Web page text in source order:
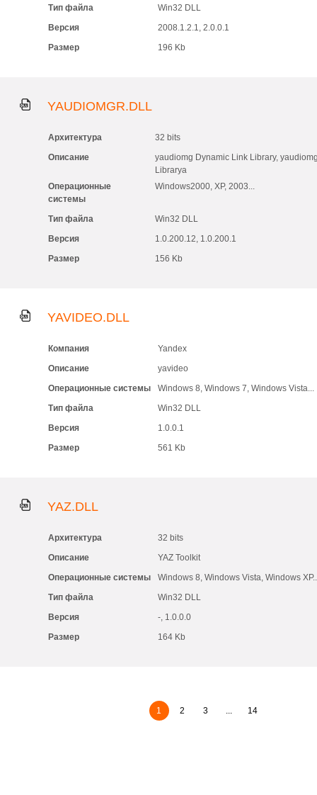
Тип файла
Win32 DLL
Версия
2008.1.2.1, 2.0.0.1
Размер
196 Kb
YAUDIOMGR.DLL
Архитектура
32 bits
Описание
yaudiomg Dynamic Link Library,
Librarya
Операционные
системы
Windows2000, XP, 2003...
Тип файла
Win32 DLL
Версия
1.0.200.12, 1.0.200.1
Размер
156 Kb
YAVIDEO.DLL
Компания
Yandex
Описание
yavideo
Операционные системы
Windows 8, Windows 7, Windows Vista...
Тип файла
Win32 DLL
Версия
1.0.0.1
Размер
561 Kb
YAZ.DLL
Архитектура
32 bits
Описание
YAZ Toolkit
Операционные системы
Windows 8, Windows Vista, Windows
Тип файла
Win32 DLL
Версия
-, 1.0.0.0
Размер
164 Kb
1 2 3 ... 14